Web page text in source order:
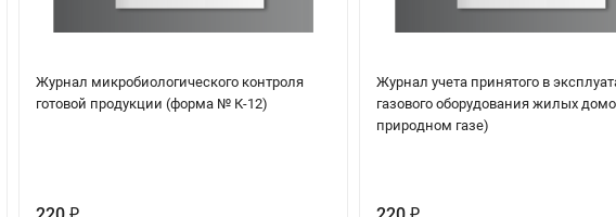
Журнал микробиологического контроля
готовой продукции (форма № К-12)
₽
Журнал учета принятого в
газового оборудования жилых
природном газе)
₽